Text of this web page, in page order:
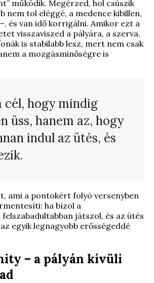
működik. Megérzed, hol csúszik
nem tol eléggé, a medence kibillen,
és van idő korrigálni. Amikor ezt a
visszaviszed a pályára, a szerva,
is stabilabb lesz, mert nem csak
a mozgásminőségre is
cél, hogy mindig
üss, hanem az, hogy
indul az ütés, és
ami a pontokért folyó versenyben
ha bízol a
játszol, és az ütés
egyik legnagyobb erősségeddé
– a pályán kívüli